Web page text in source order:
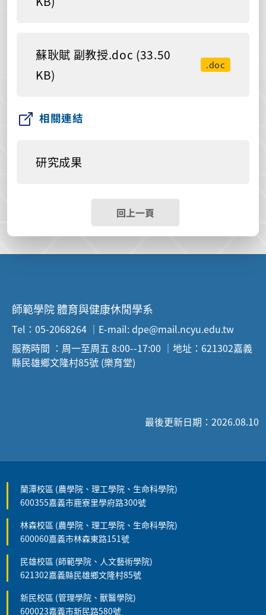
蘇耿賦 副教授.doc (33.50
KB)
.doc
相關連結
研究成果
回上一頁
師範學院 體育與健康休閒學系
Tel：05-2068264 ｜E-mail: dpe@mail.ncyu.edu.tw
服務時間 ：周一至周五 8:00--17:00 ｜地址：621302嘉義
縣民雄鄉文隆村85號 (樂育堂)
最後更新日期：2026.08.10
蘭潭校區 (農學院、理工學院、生命科學院)
600355嘉義市鹿寮里學府路300號
林森校區 (農學院、理工學院、生命科學院)
600060嘉義市林森東路151號
民雄校區 (師範學院、人文藝術學院)
621302嘉義縣民雄鄉文隆村85號
新民校區 (管理學院、獸醫學院)
600023嘉義市新民路580號